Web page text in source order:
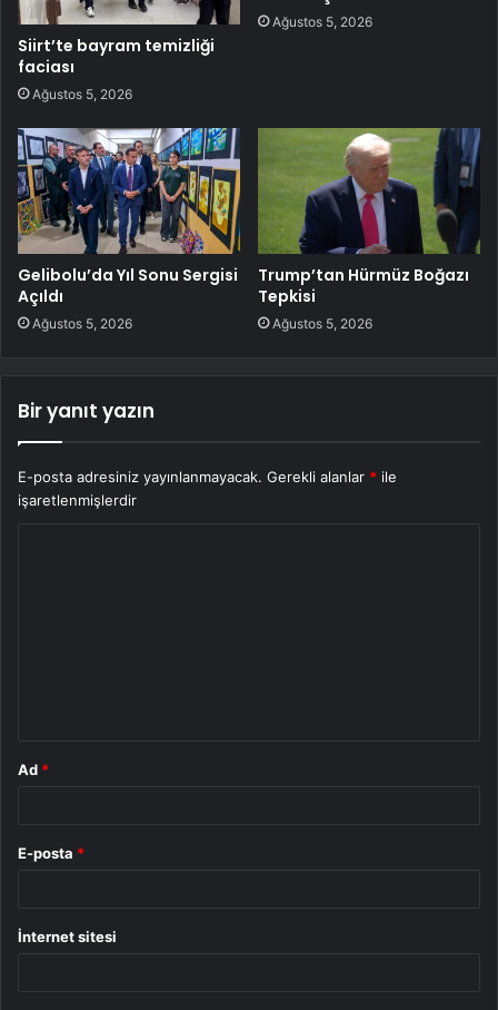
Siirt’te bayram temizliği
faciası
Ağustos 5, 2026
Ağustos 5, 2026
Gelibolu’da Yıl Sonu Sergisi
Açıldı
Ağustos 5, 2026
Trump’tan Hürmüz Boğazı
Tepkisi
Ağustos 5, 2026
Bir yanıt yazın
E-posta adresiniz yayınlanmayacak. Gerekli alanlar * ile
işaretlenmişlerdir
Ad *
E-posta *
İnternet sitesi